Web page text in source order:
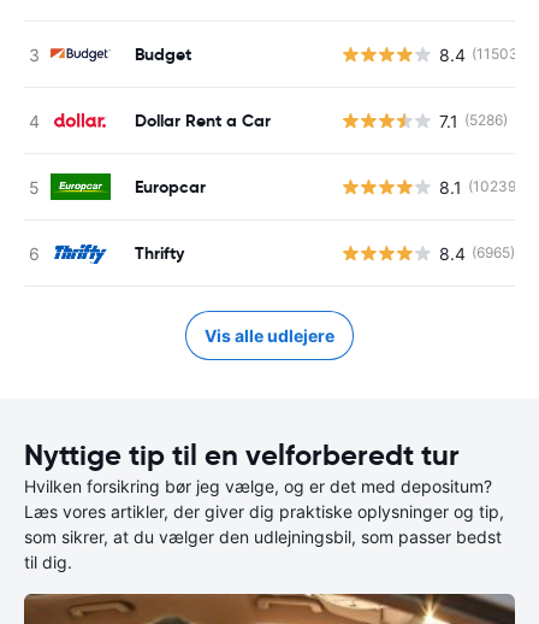
Budget 8.4 (11503)
Dollar Rent a Car 7.1 (5286)
Europcar 8.1 (10239)
Thrifty 8.4 (6965)
Vis alle udlejere
Nyttige tip til en velforberedt tur
Hvilken forsikring bør jeg vælge, og er det med depositum?
Læs vores artikler, der giver dig praktiske oplysninger og tip,
som sikrer, at du vælger den udlejningsbil, som passer bedst
til dig.